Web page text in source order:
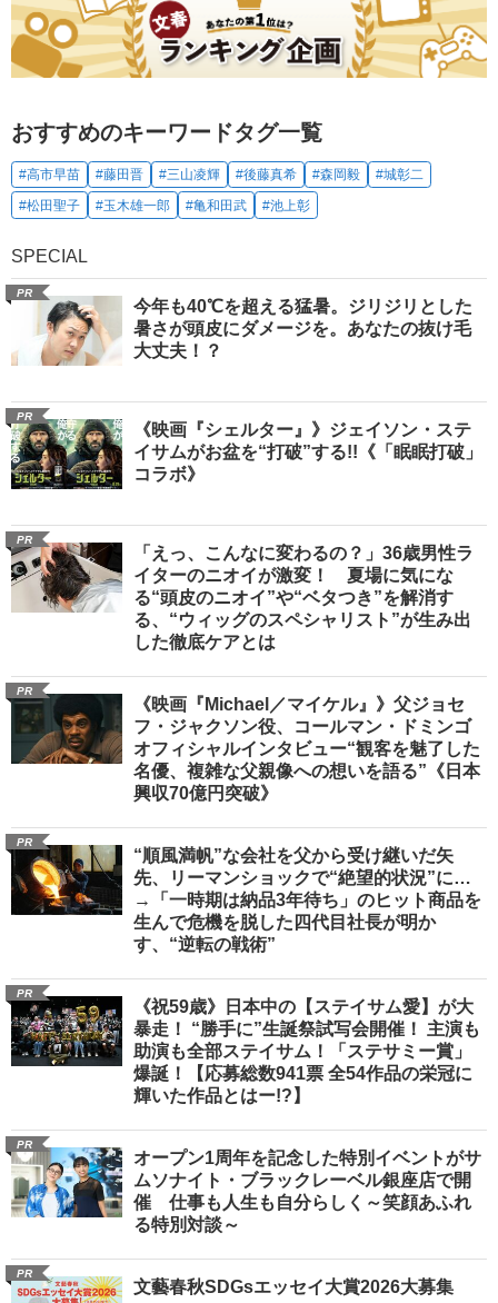
おすすめのキーワードタグ一覧
#高市早苗 #藤田晋 #三山凌輝 #後藤真希 #森岡毅
#城彰二
#松田聖子
#玉木雄一郎 #亀和田武 #池上彰
SPECIAL
PR
今年も40℃を超える猛暑。ジリジリとした
暑さが頭皮にダメージを。あなたの抜け毛
大丈夫！？
PR
《映画『シェルター』》ジェイソン・ステ
イサムがお盆を“打破”する!!《「眠眠打破」
コラボ》
PR
「えっ、こんなに変わるの？」36歳男性ラ
イターのニオイが激変！ 夏場に気にな
る“頭皮のニオイ”や“ベタつき”を解消す
る、“ウィッグのスペシャリスト”が生み出
した徹底ケアとは
PR
《映画『Michael／マイケル』》父ジョセ
フ・ジャクソン役、コールマン・ドミンゴ
オフィシャルインタビュー“観客を魅了した
名優、複雑な父親像への想いを語る”《日本
興収70億円突破》
PR
“順風満帆”な会社を父から受け継いだ矢
先、リーマンショックで“絶望的状況”に…
→「一時期は納品3年待ち」のヒット商品を
生んで危機を脱した四代目社長が明か
す、“逆転の戦術”
PR
《祝59歳》日本中の【ステイサム愛】が大
暴走！ “勝手に”生誕祭試写会開催！ 主演も
助演も全部ステイサム！「ステサミー賞」
爆誕！【応募総数941票 全54作品の栄冠に
輝いた作品とはー!?】
PR
オープン1周年を記念した特別イベントがサ
ムソナイト・ブラックレーベル銀座店で開
催 仕事も人生も自分らしく～笑顔あふれ
る特別対談～
PR
文藝春秋SDGsエッセイ大賞2026大募集